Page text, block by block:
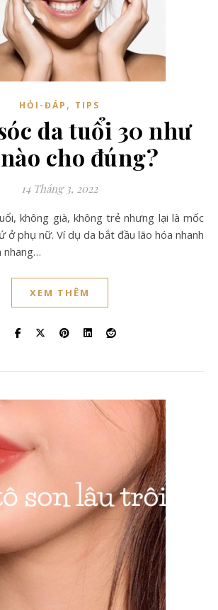
HỎI-ĐÁP , TIPS
da tuổi 30 như
cho đúng?
14 Tháng 3, 2022
ở phụ nữ. Ví dụ da bắt đầu lão hóa nhanh
nhang…
XEM THÊM